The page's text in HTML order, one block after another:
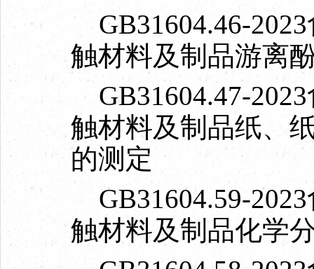
GB31604.46-2023
触材料及制品游离
GB31604.47-
触材料及制品纸、
的测定
GB31604.59-
触材料及制品化学